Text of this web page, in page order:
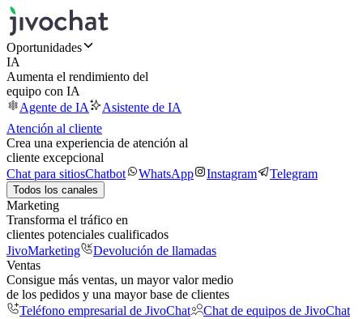
Oportunidades
IA
Aumenta el rendimiento del
equipo con IA
Agente de IA
Asistente de IA
Atención al cliente
Crea una experiencia de atención al
cliente excepcional
Chat para sitiosChatbot WhatsApp Instagram Telegram
Todos los canales
Marketing
Transforma el tráfico en
clientes potenciales cualificados
JivoMarketing
Devolución de llamadas
Ventas
Consigue más ventas, un mayor valor medio
de los pedidos y una mayor base de clientes
Teléfono empresarial de JivoChat
Chat de equipos de JivoChat